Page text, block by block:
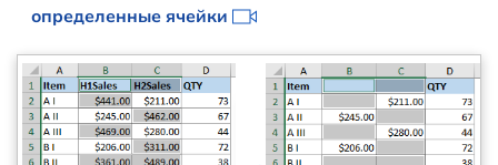
определенные ячейки